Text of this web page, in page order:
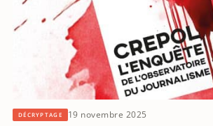
DÉCRYPTAGE 19 novembre 2025